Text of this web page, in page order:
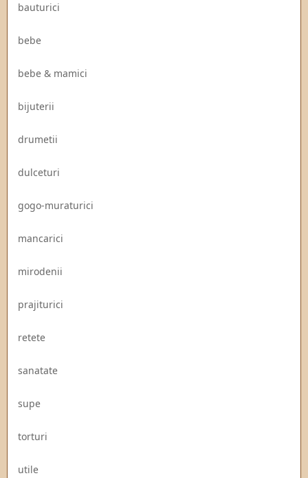
bauturici
bebe
bebe & mamici
bijuterii
drumetii
dulceturi
gogo-muraturici
mancarici
mirodenii
prajiturici
retete
sanatate
supe
torturi
utile